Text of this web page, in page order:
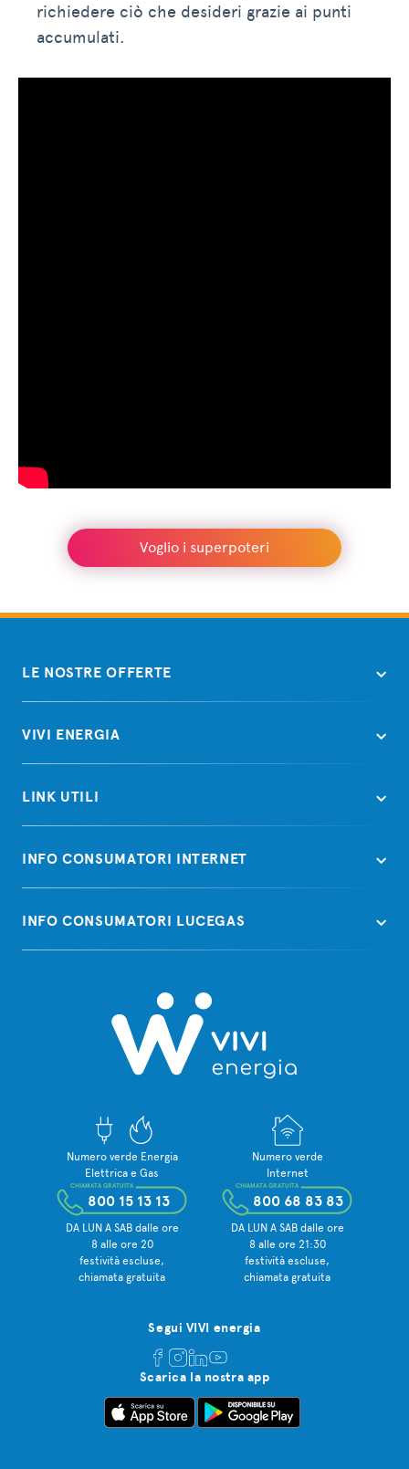
richiedere ciò che desideri grazie ai punti
accumulati.
Voglio i superpoteri
LE NOSTRE OFFERTE
VIVI ENERGIA
LINK UTILI
INFO CONSUMATORI INTERNET
INFO CONSUMATORI LUCEGAS
Numero verde Energia
Elettrica e Gas
800 15 13 13
CHIAMATA GRATUITA
DA LUN A SAB dalle ore
8 alle ore 20
festività escluse,
chiamata gratuita
Numero verde
Internet
800 68 83 83
CHIAMATA GRATUITA
DA LUN A SAB dalle ore
8 alle ore 21:30
festività escluse,
chiamata gratuita
Segui VIVI energia
Scarica la nostra app